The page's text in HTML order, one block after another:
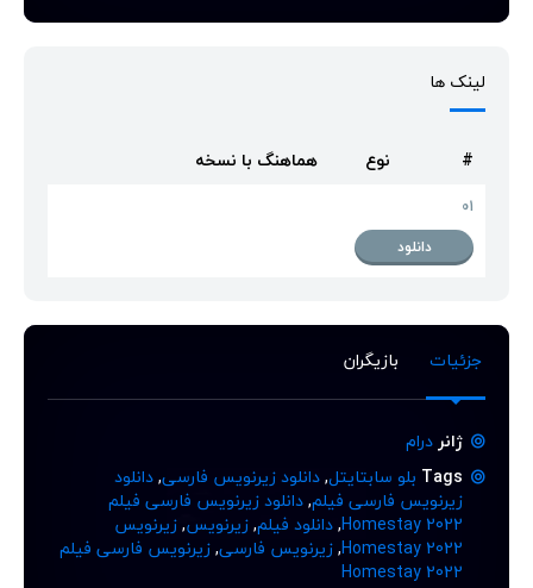
لینک ها
# نوع هماهنگ با نسخه
01
دانلود
جزئیات بازیگران
ژانردرام
Tags بلو سابتایتل,دانلود زیرنویس فارسی,دانلود
زیرنویس فارسی فیلم,دانلود زیرنویس فارسی فیلم
Homestay 2022
,دانلود فیلم,زیرنویس,زیرنویس
Homestay 2022
,زیرنویس فارسی,زیرنویس فارسی فیلم
Homestay 2022